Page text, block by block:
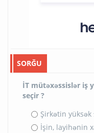
SORĞU
İT mütəxəssislər iş
seçir ?
Şirkətin
İşin, layihənin